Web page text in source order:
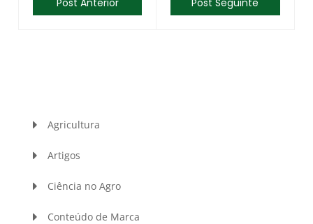
Agricultura
Artigos
Ciência no Agro
Conteúdo de Marca